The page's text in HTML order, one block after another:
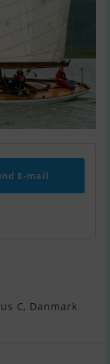
E-mail
C, Danmark